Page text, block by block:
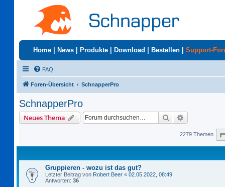
Home News Produkte Download Bestellen Support-
FAQ
Foren-Übersicht SchnapperPro
SchnapperPro
Neues Thema Suche
2279 Themen
Gruppieren - wozu ist das gut?
Letzter Beitrag von Robert Beer « 02.05.2022, 08:49
Antworten: 36